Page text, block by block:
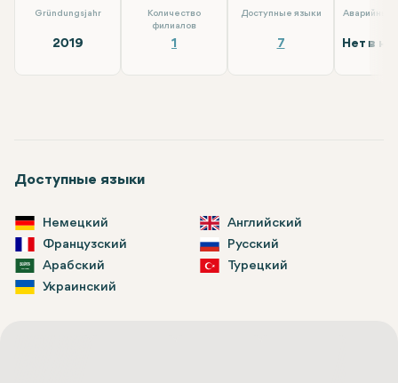
Gründungsjahr
2019
Количество
филиалов
1
Доступные языки
7
Аварийные
Нет в
Доступные языки
Немецкий
Английский
Французский
Русский
Арабский
Турецкий
Украинский